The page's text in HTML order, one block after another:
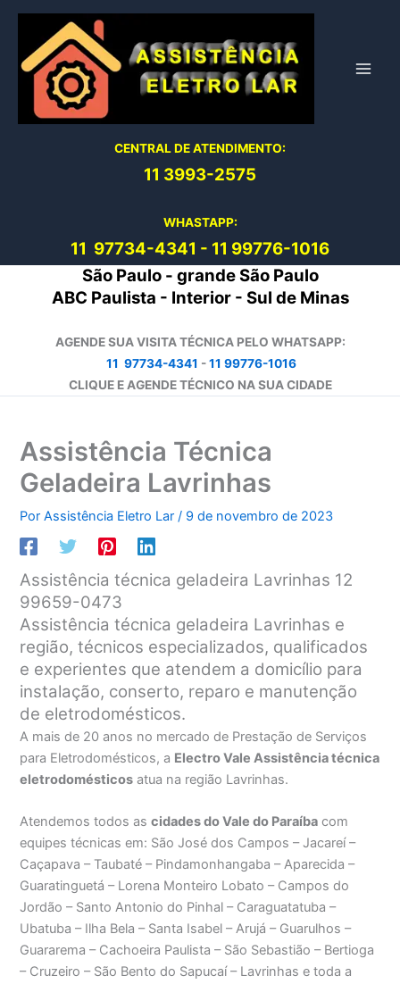
conteúdo
CENTRAL DE ATENDIMENTO:
11 3993-2575
WHASTAPP:
11 97734-4341 - 11 99776-1016
São Paulo - grande São Paulo
ABC Paulista - Interior - Sul de Minas
AGENDE SUA VISITA TÉCNICA PELO WHATSAPP:
11 97734-4341 -11 99776-1016
CLIQUE E AGENDE TÉCNICO NA SUA CIDADE
Assistência Técnica
Geladeira Lavrinhas
PorAssistência Eletro Lar/ 9 de novembro de 2023
Assistência técnica geladeira Lavrinhas 12
99659-0473
Assistência técnica geladeira Lavrinhas e
região, técnicos especializados, qualificados
e experientes que atendem a domicílio para
instalação, conserto, reparo e manutenção
de eletrodomésticos.
A mais de 20 anos no mercado de Prestação de Serviços
para Eletrodomésticos, a Electro Vale Assistência técnica
eletrodomésticos atua na região Lavrinhas.
Atendemos todos ascidades do Vale do Paraíba com
equipes técnicas em: São José dos Campos – Jacareí –
Caçapava – Taubaté – Pindamonhangaba – Aparecida –
Guaratinguetá – Lorena Monteiro Lobato – Campos do
Jordão – Santo Antonio do Pinhal – Caraguatatuba –
Ubatuba – Ilha Bela – Santa Isabel – Arujá – Guarulhos –
Guararema – Cachoeira Paulista – São Sebastião – Bertioga
– Cruzeiro – São Bento do Sapucaí – Lavrinhas e toda a